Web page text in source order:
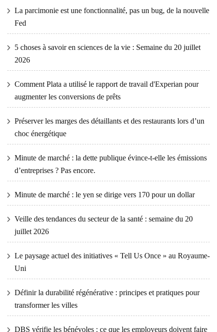
La parcimonie est une fonctionnalité, pas un bug, de la nouvelle
Fed
5 choses à savoir en sciences de la vie : Semaine du 20 juillet
2026
Comment Plata a utilisé le rapport de travail d'Experian pour
augmenter les conversions de prêts
Préserver les marges des détaillants et des restaurants lors d’un
choc énergétique
Minute de marché : la dette publique évince-t-elle les émissions
d’entreprises ? Pas encore.
Minute de marché : le yen se dirige vers 170 pour un dollar
Veille des tendances du secteur de la santé : semaine du 20
juillet 2026
Le paysage actuel des initiatives « Tell Us Once » au Royaume-
Uni
Définir la durabilité régénérative : principes et pratiques pour
transformer les villes
DBS vérifie les bénévoles : ce que les employeurs doivent faire